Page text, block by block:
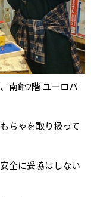
南館2階 ユーロバ
ちゃを取り扱って
全に妥協はしない